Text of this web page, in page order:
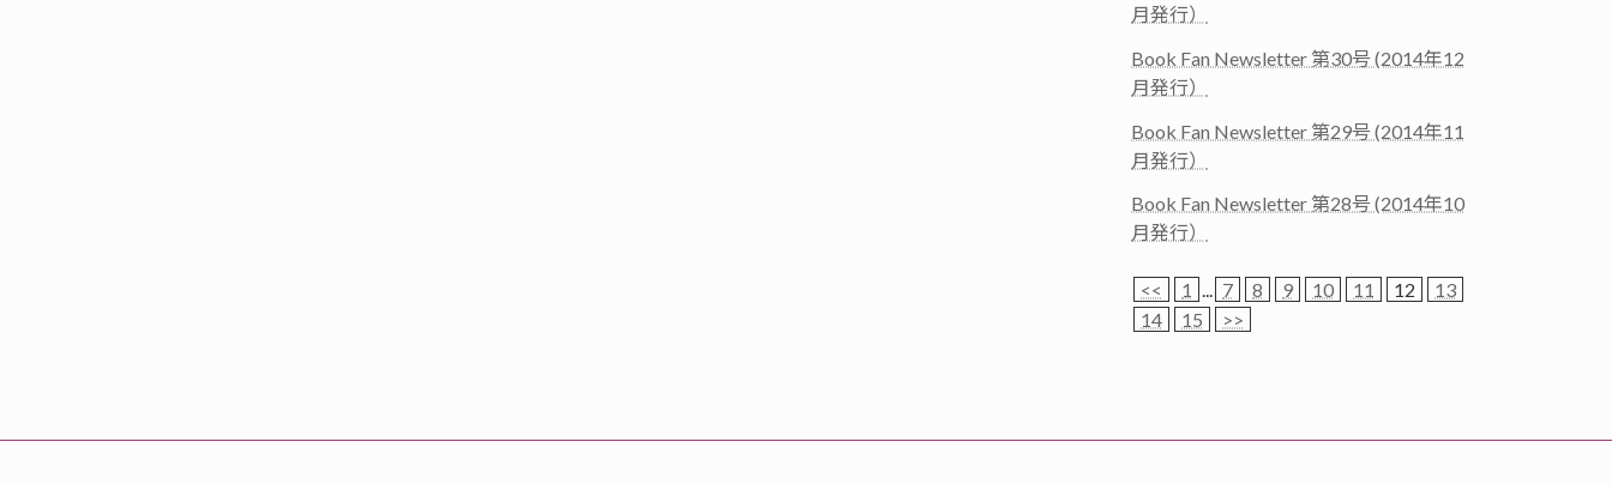
月発行）
Book Fan Newsletter 第30号 (2014年12
月発行）
Book Fan Newsletter 第29号 (2014年11
月発行）
Book Fan Newsletter 第28号 (2014年10
月発行）
<< 1 ... 7 8 9 10 11 12
13
14
15 >>